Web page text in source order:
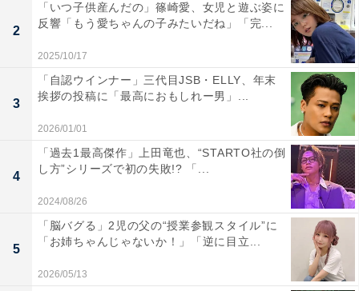
2
「いつ子供産んだの」篠崎愛、女児と遊ぶ姿に
反響「もう愛ちゃんの子みたいだね」「完...
2025/10/17
3
「自認ウインナー」三代目JSB・ELLY、年末
挨拶の投稿に「最高におもしれー男」...
2026/01/01
4
「過去1最高傑作」上田竜也、“STARTO社の倒
し方”シリーズで初の失敗!? 「...
2024/08/26
5
「脳バグる」2児の父の“授業参観スタイル”に
「お姉ちゃんじゃないか！」「逆に目立...
2026/05/13